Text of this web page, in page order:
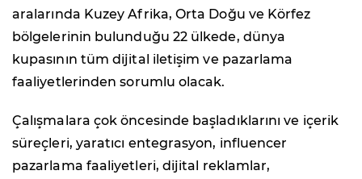
aralarında Kuzey Afrika, Orta Doğu ve Körfez
bölgelerinin bulunduğu 22 ülkede, dünya
kupasının tüm dijital iletişim ve pazarlama
faaliyetlerinden sorumlu olacak.
Çalışmalara çok öncesinde başladıklarını ve içerik
süreçleri, yaratıcı entegrasyon, influencer
pazarlama faaliyetleri, dijital reklamlar,